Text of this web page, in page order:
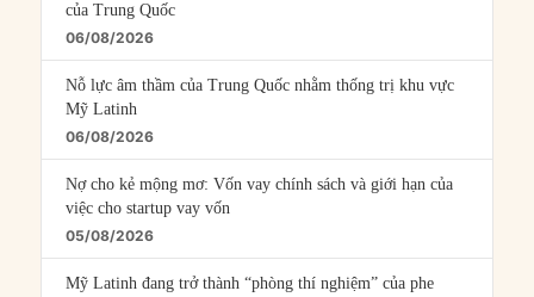
của Trung Quốc
06/08/2026
Nỗ lực âm thầm của Trung Quốc nhằm thống trị khu vực
Mỹ Latinh
06/08/2026
Nợ cho kẻ mộng mơ: Vốn vay chính sách và giới hạn của
việc cho startup vay vốn
05/08/2026
Mỹ Latinh đang trở thành “phòng thí nghiệm” của phe